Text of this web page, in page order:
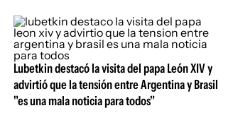
Lubetkin destacó la visita del papa León XIV y
advirtió que la tensión entre Argentina y Brasil
"es una mala noticia para todos"